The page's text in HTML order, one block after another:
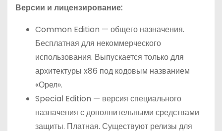
Версии и лицензирование:
Common Edition — общего назначения.
Бесплатная для некоммерческого
использования. Выпускается только для
архитектуры x86 под кодовым названием
«Орел».
Special Edition — версия специального
назначения с дополнительными средствами
защиты. Платная. Существуют релизы для